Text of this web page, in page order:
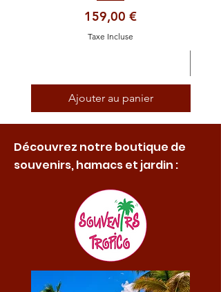
Prix
159,00 €
Taxe Incluse
Ajouter au panier
Découvrez notre boutique de
souvenirs, hamacs et jardin :